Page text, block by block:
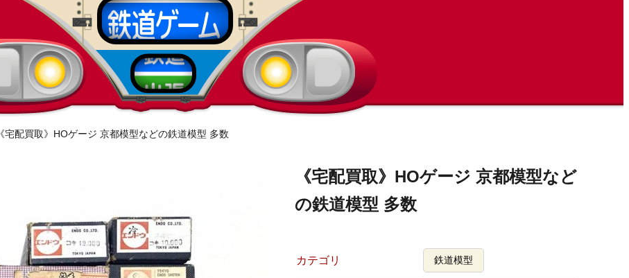
《宅配買取》HOゲージ 京都模型などの鉄道模型 多数
《宅配買取》HOゲージ 京都模型など
の鉄道模型 多数
カテゴリ 鉄道模型